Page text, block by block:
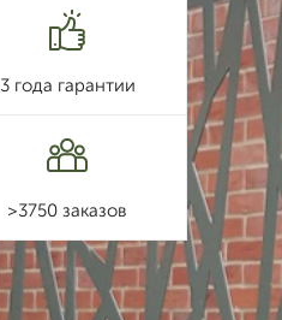
3 года гарантии
>3750 заказов